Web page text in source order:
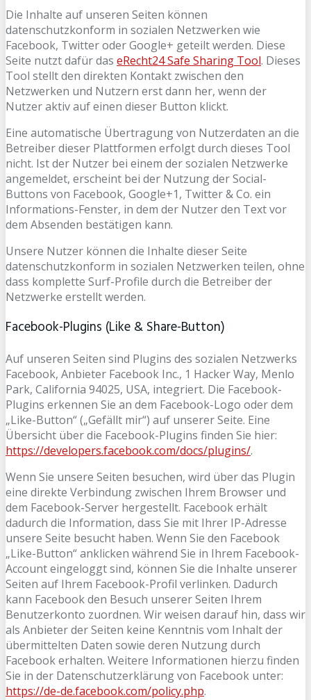
Die Inhalte auf unseren Seiten können
datenschutzkonform in sozialen Netzwerken wie
Facebook, Twitter oder Google+ geteilt werden. Diese
Seite nutzt dafür das eRecht24 Safe Sharing Tool. Dieses
Tool stellt den direkten Kontakt zwischen den
Netzwerken und Nutzern erst dann her, wenn der
Nutzer aktiv auf einen dieser Button klickt.
Eine automatische Übertragung von Nutzerdaten an die
Betreiber dieser Plattformen erfolgt durch dieses Tool
nicht. Ist der Nutzer bei einem der sozialen Netzwerke
angemeldet, erscheint bei der Nutzung der Social-
Buttons von Facebook, Google+1, Twitter & Co. ein
Informations-Fenster, in dem der Nutzer den Text vor
dem Absenden bestätigen kann.
Unsere Nutzer können die Inhalte dieser Seite
datenschutzkonform in sozialen Netzwerken teilen, ohne
dass komplette Surf-Profile durch die Betreiber der
Netzwerke erstellt werden.
Facebook-Plugins (Like & Share-Button)
Auf unseren Seiten sind Plugins des sozialen Netzwerks
Facebook, Anbieter Facebook Inc., 1 Hacker Way, Menlo
Park, California 94025, USA, integriert. Die Facebook-
Plugins erkennen Sie an dem Facebook-Logo oder dem
„Like-Button“ („Gefällt mir“) auf unserer Seite. Eine
Übersicht über die Facebook-Plugins finden Sie hier:
https://developers.facebook.com/docs/plugins/.
Wenn Sie unsere Seiten besuchen, wird über das Plugin
eine direkte Verbindung zwischen Ihrem Browser und
dem Facebook-Server hergestellt. Facebook erhält
dadurch die Information, dass Sie mit Ihrer IP-Adresse
unsere Seite besucht haben. Wenn Sie den Facebook
„Like-Button“ anklicken während Sie in Ihrem Facebook-
Account eingeloggt sind, können Sie die Inhalte unserer
Seiten auf Ihrem Facebook-Profil verlinken. Dadurch
kann Facebook den Besuch unserer Seiten Ihrem
Benutzerkonto zuordnen. Wir weisen darauf hin, dass wir
als Anbieter der Seiten keine Kenntnis vom Inhalt der
übermittelten Daten sowie deren Nutzung durch
Facebook erhalten. Weitere Informationen hierzu finden
Sie in der Datenschutzerklärung von Facebook unter:
https://de-de.facebook.com/policy.php.